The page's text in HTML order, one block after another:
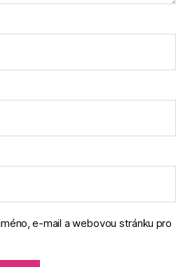
e-mail a webovou stránku pro